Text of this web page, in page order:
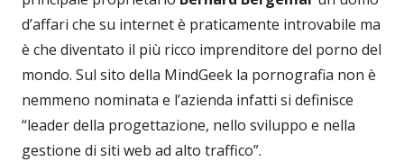
d’affari che su internet è praticamente introvabile ma
è che diventato il più ricco imprenditore del porno del
mondo. Sul sito della MindGeek la pornografia non è
nemmeno nominata e l’azienda infatti si definisce
“leader della progettazione, nello sviluppo e nella
gestione di siti web ad alto traffico”.